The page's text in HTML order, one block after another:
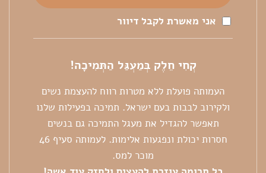
אני מאשרת לקבל דיוור
קְחִי חֵלֶק בְּמַעְגַּל הַתְּמִיכָה!
העמותה פועלת ללא מטרות רווח להעצמת נשים
ולקירוב לבבות בעם ישראל. תמיכה בפעילות שלנו
תאפשר להגדיל את מעגל התמיכה גם בנשים
חסרות יכולת ונפגעות אלימות. לעמותה סעיף 46
מוכר למס.